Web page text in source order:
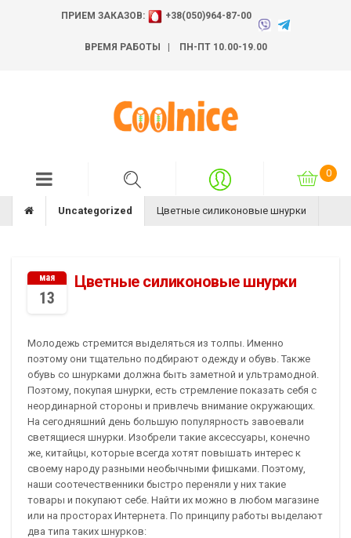
ПРИЕМ ЗАКАЗОВ: +38(050)964-87-00
ВРЕМЯ РАБОТЫ | ПН-ПТ 10.00-19.00
Uncategorized Цветные силиконовые шнурки
мая
13
Цветные силиконовые шнурки
Молодежь стремится выделяться из толпы. Именно
поэтому они тщательно подбирают одежду и обувь. Также
обувь со шнурками должна быть заметной и ультрамодной.
Поэтому, покупая шнурки, есть стремление показать себя с
неординарной стороны и привлечь внимание окружающих.
На сегодняшний день большую популярность завоевали
светящиеся шнурки. Изобрели такие аксессуары, конечно
же, китайцы, которые всегда хотят повышать интерес к
своему народу разными необычными фишками. Поэтому,
наши соотечественники быстро переняли у них такие
товары и покупают себе. Найти их можно в любом магазине
или на просторах Интернета. По принципу работы выделают
два типа таких шнурков: